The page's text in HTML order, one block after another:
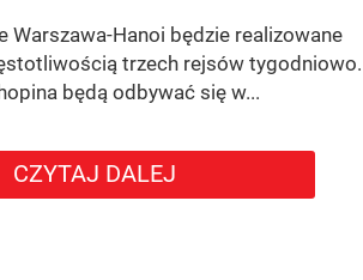
Warszawa-Hanoi będzie realizowane
trzech rejsów tygodniowo.
będą odbywać się w...
CZYTAJ DALEJ